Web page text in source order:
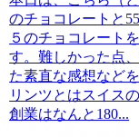
のチョコレートと
５のチョコレート
す。難しかった点
た素直な感想など
リンツとはスイス
創業はなんと180...